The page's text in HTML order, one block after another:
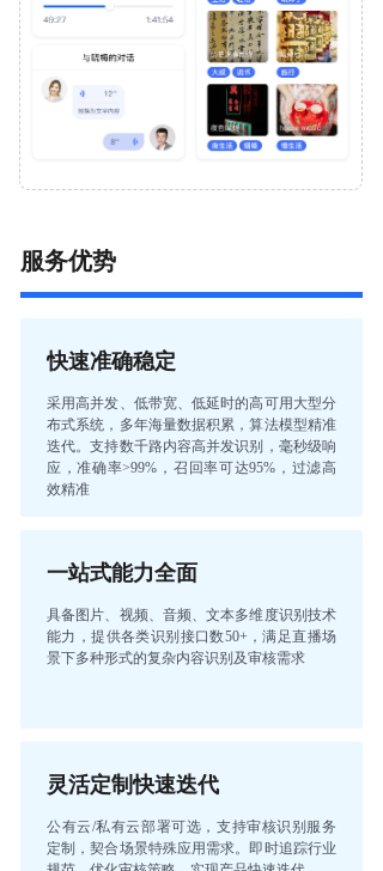
服务优势
采用高并发、低带宽、低延时的高可用大型分
布式系统，多年海量数据积累，算法模型精准
迭代。支持数千路内容高并发识别，毫秒级响
应，准确率>99%，召回率可达95%，过滤高
效精准
快速准确稳定
具备图片、视频、音频、文本多维度识别技术
能力，提供各类识别接口数50+，满足直播场
景下多种形式的复杂内容识别及审核需求
一站式能力全面
公有云/私有云部署可选，支持审核识别服务
定制，契合场景特殊应用需求。即时追踪行业
灵活定制快速迭代